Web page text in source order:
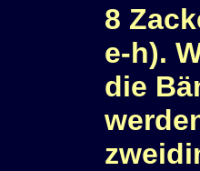
8
e-h).
die